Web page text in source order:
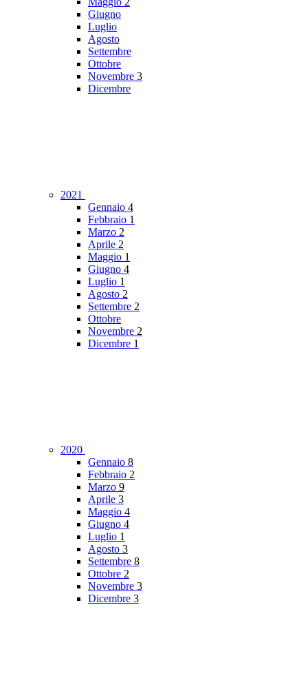
Giugno
Luglio
Agosto
Settembre
Ottobre
Novembre 3
Dicembre
2021
Gennaio 4
Febbraio 1
Marzo 2
Aprile 2
Maggio 1
Giugno 4
Luglio 1
Agosto 2
Settembre 2
Ottobre
Novembre 2
Dicembre 1
2020
Gennaio 8
Febbraio 2
Marzo 9
Aprile 3
Maggio 4
Giugno 4
Luglio 1
Agosto 3
Settembre 8
Ottobre 2
Novembre 3
Dicembre 3